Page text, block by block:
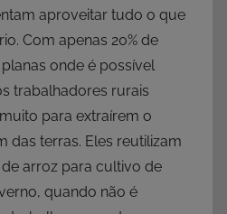
aproveitar tudo o que
Com apenas 20% de
onde é possível
trabalhadores rurais
para extraírem o
das terras. Eles reutilizam
arroz para cultivo de
quando não é